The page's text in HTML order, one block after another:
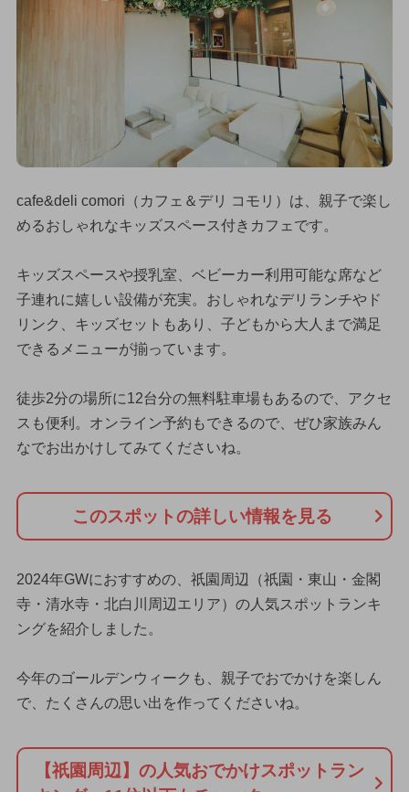
cafe&deli comori（カフェ＆デリ コモリ）は、親子で楽し
めるおしゃれなキッズスペース付きカフェです。
キッズスペースや授乳室、ベビーカー利用可能な席など
子連れに嬉しい設備が充実。おしゃれなデリランチやド
リンク、キッズセットもあり、子どもから大人まで満足
できるメニューが揃っています。
徒歩2分の場所に12台分の無料駐車場もあるので、アクセ
スも便利。オンライン予約もできるので、ぜひ家族みん
なでお出かけしてみてくださいね。
このスポットの詳しい情報を見る
2024年GWにおすすめの、祇園周辺（祇園・東山・金閣
寺・清水寺・北白川周辺エリア）の人気スポットランキ
ングを紹介しました。
今年のゴールデンウィークも、親子でおでかけを楽しん
で、たくさんの思い出を作ってくださいね。
【祇園周辺】の人気おでかけスポットラン